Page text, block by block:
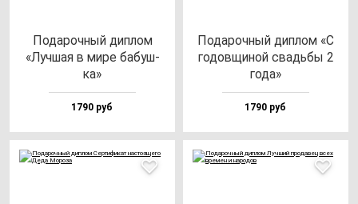
Пода­роч­ный дип­лом
«Луч­шая в ми­ре ба­буш­
ка»
1790 руб
Пода­роч­ный дип­лом «С
го­дов­щи­ной свадь­бы 2
го­да»
1790 руб